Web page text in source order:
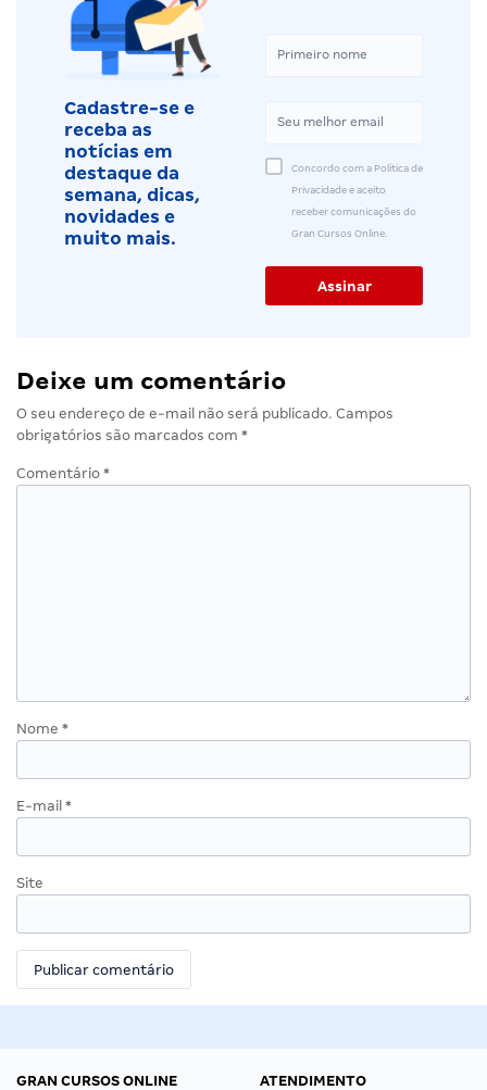
Cadastre-se e
receba as
notícias em
destaque da
semana, dicas,
novidades e
muito mais.
Concordo com a Política de
Privacidade e aceito
receber comunicações do
Gran Cursos Online.
Deixe um comentário
O seu endereço de e-mail não será publicado. Campos
obrigatórios são marcados com *
Comentário *
Nome *
E-mail *
Site
GRAN CURSOS ONLINE
ATENDIMENTO